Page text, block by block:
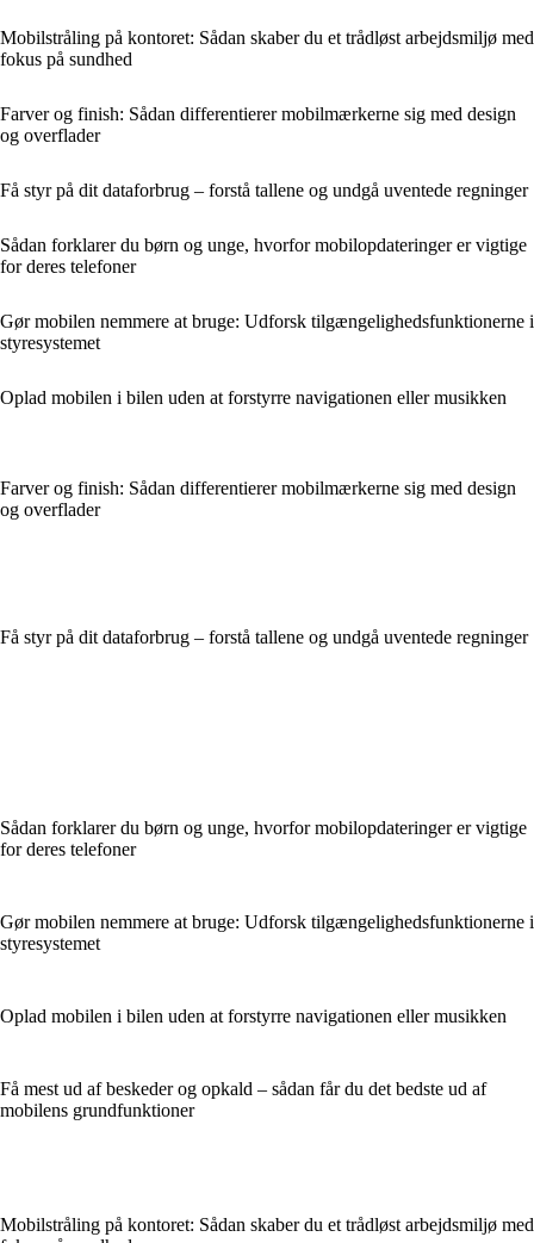
Mobilstråling på kontoret: Sådan skaber du et trådløst arbejdsmiljø med
fokus på sundhed
Farver og finish: Sådan differentierer mobilmærkerne sig med design
og overflader
Få styr på dit dataforbrug – forstå tallene og undgå uventede regninger
Sådan forklarer du børn og unge, hvorfor mobilopdateringer er vigtige
for deres telefoner
Gør mobilen nemmere at bruge: Udforsk tilgængelighedsfunktionerne i
styresystemet
Oplad mobilen i bilen uden at forstyrre navigationen eller musikken
Farver og finish: Sådan differentierer mobilmærkerne sig med design
og overflader
Få styr på dit dataforbrug – forstå tallene og undgå uventede regninger
Sådan forklarer du børn og unge, hvorfor mobilopdateringer er vigtige
for deres telefoner
Gør mobilen nemmere at bruge: Udforsk tilgængelighedsfunktionerne i
styresystemet
Oplad mobilen i bilen uden at forstyrre navigationen eller musikken
Få mest ud af beskeder og opkald – sådan får du det bedste ud af
mobilens grundfunktioner
Mobilstråling på kontoret: Sådan skaber du et trådløst arbejdsmiljø med